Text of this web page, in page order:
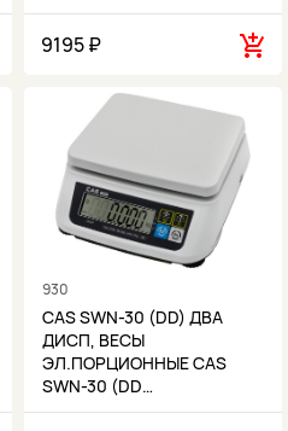
9195 ₽
930
CAS SWN-30 (DD) ДВА
ДИСП, ВЕСЫ
ЭЛ.ПОРЦИОННЫЕ CAS
SWN-30 (DD…